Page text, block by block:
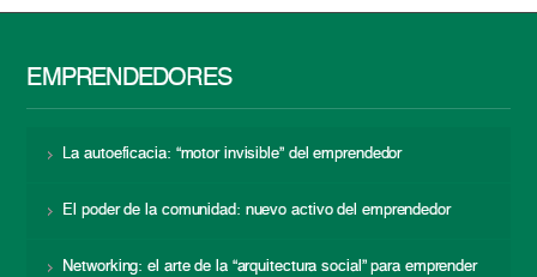
EMPRENDEDORES
La autoeficacia: “motor invisible” del emprendedor
El poder de la comunidad: nuevo activo del emprendedor
Networking: el arte de la “arquitectura social” para emprender